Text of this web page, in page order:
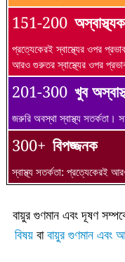
151-200
প্রত্যেকেরই স্বাস্থ্যের ওপর
আরও গুরুতর স্বাস্থ্যের ওপর
201-300 খুব
জরুরি অবস্থা স্বাস্থ্য সতর্কতা।
300+ বিপজ্জনক
স্বাস্থ্য সতর্কতা: প্রত্যেকেরই
বায়ুর গুণমান এবং দূষণ
বিষয়বাবায়ুর গুণমান এবং